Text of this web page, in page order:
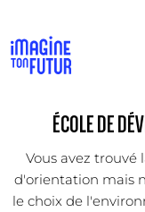
ÉCOLE DE
Vous avez trouvé
d'orientation mais
le choix de